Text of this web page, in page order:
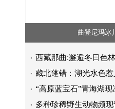
曲登尼玛冰川
西藏那曲:邂逅冬日色
藏北蓬错：湖光水色
“高原蓝宝石”青海湖
多种珍稀野生动物频